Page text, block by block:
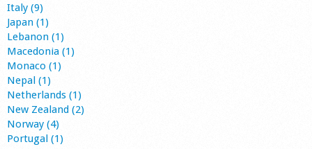
Italy (9)
Japan (1)
Lebanon (1)
Macedonia (1)
Monaco (1)
Nepal (1)
Netherlands (1)
New Zealand (2)
Norway (4)
Portugal (1)